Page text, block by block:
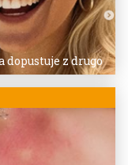
dopustuje z drugo